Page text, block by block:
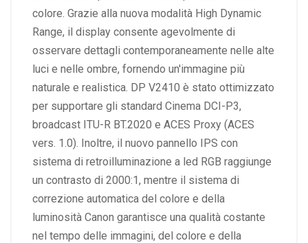
colore. Grazie alla nuova modalità High Dynamic
Range, il display consente agevolmente di
osservare dettagli contemporaneamente nelle alte
luci e nelle ombre, fornendo un'immagine più
naturale e realistica. DP V2410 è stato ottimizzato
per supportare gli standard Cinema DCI-P3,
broadcast ITU-R BT.2020 e ACES Proxy (ACES
vers. 1.0). Inoltre, il nuovo pannello IPS con
sistema di retroilluminazione a led RGB raggiunge
un contrasto di 2000:1, mentre il sistema di
correzione automatica del colore e della
luminosità Canon garantisce una qualità costante
nel tempo delle immagini, del colore e della